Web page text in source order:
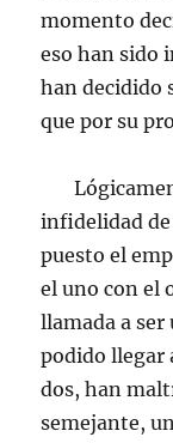
momento
eso han sido
han decidido
que por su
infidelidad de
puesto el
el uno con el
llamada a
podido llegar
dos, han
semejante,